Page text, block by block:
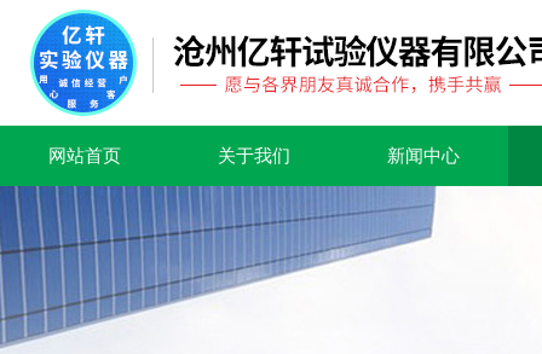
网站首页 关于我们 新闻中心